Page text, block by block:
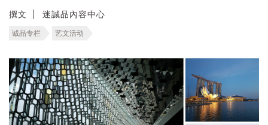
撰文 迷誠品內容中心
诚品专栏 艺文活动